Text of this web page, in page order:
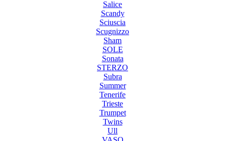
Salice
Scandy
Sciuscia
Scugnizzo
Sham
SOLE
Sonata
STERZO
Subra
Summer
Tenerife
Trieste
Trumpet
Twins
Ull